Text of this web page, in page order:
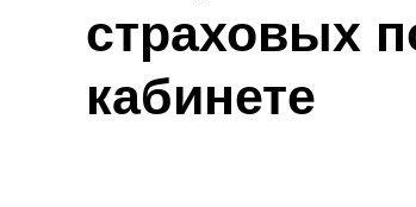
страховых
кабинете